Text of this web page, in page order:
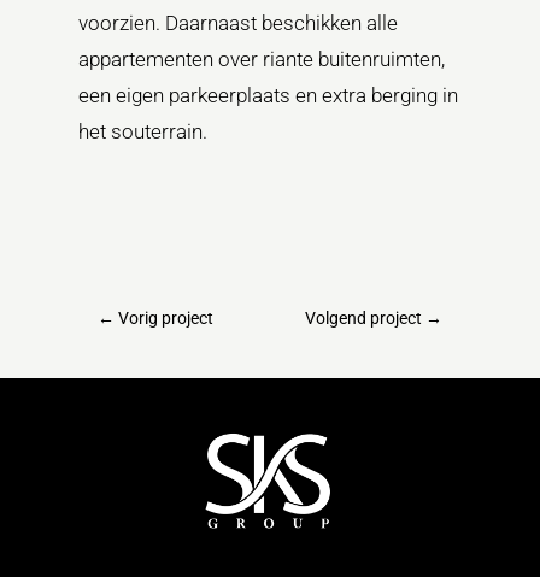
voorzien. Daarnaast beschikken alle
appartementen over riante buitenruimten,
een eigen parkeerplaats en extra berging in
het souterrain.
← Vorig project Volgend project →